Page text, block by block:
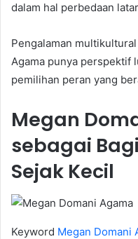
dalam hal perbedaan
Pengalaman
Agama punya perspektif
pemilihan peran yang
Megan
sebagai
Sejak Kecil
Keyword Megan Domani